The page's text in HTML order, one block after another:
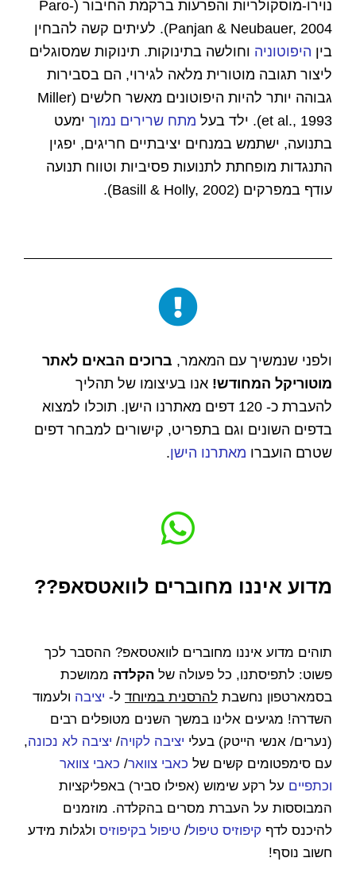
נוירו-מוסקולריות והפרעות ברקמת החיבור (Paro-
Panjan & Neubauer, 2004). לעיתים קשה להבחין
בין היפוטוניה וחולשה בתינוקות. תינוקות שמסוגלים
ליצור תגובה מוטורית מלאה לגירוי, הם בסבירות
גבוהה יותר להיות היפוטונים מאשר חלשים (Miller
et al., 1993). ילד בעל
מתח שרירים נמוך ימעט
בתנועה, ישתמש במנחים יציבתיים חריגים, יפגין
התנגדות מופחתת לתנועות פסיביות וטווח תנועה
עודף במפרקים (Basill & Holly, 2002).
ולפני שנמשיך עם המאמר, ברוכים הבאים לאתר
מוטוריקל המחודש! אנו בעיצומו של תהליך
להעברת כ- 120 דפים מאתרנו הישן. תוכלו למצוא
בדפים השונים וגם בתפריט, קישורים למבחר דפים
שטרם הועברו מאתרנו הישן.
מדוע איננו מחוברים לוואטסאפ??
תוהים מדוע איננו מחוברים לוואטסאפ? ההסבר לכך
פשוט: לתפיסתנו, כל פעולה של הקלדה ממושכת
בסמארטפון נחשבת להרסנית במיוחד ל- יציבה ולעמוד
השדרה! מגיעים אלינו במשך השנים מטופלים רבים
(נערים/ אנשי הייטק) בעלי יציבה לקויה/ יציבה לא נכונה,
עם סימפטומים קשים של כאבי צוואר/ כאבי צוואר
וכתפיים על רקע שימוש (אפילו סביר) באפליקציות
המבוססות על העברת מסרים בהקלדה. מוזמנים
להיכנס לדף קיפוזיס טיפול/ טיפול בקיפוזיס ולגלות מידע
חשוב נוסף!